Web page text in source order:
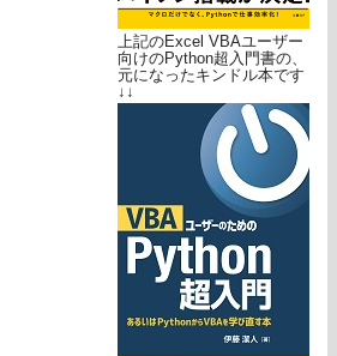
上記のExcel VBAユーザー
向けのPython超入門書の、
元になったキンドル本です
↓↓